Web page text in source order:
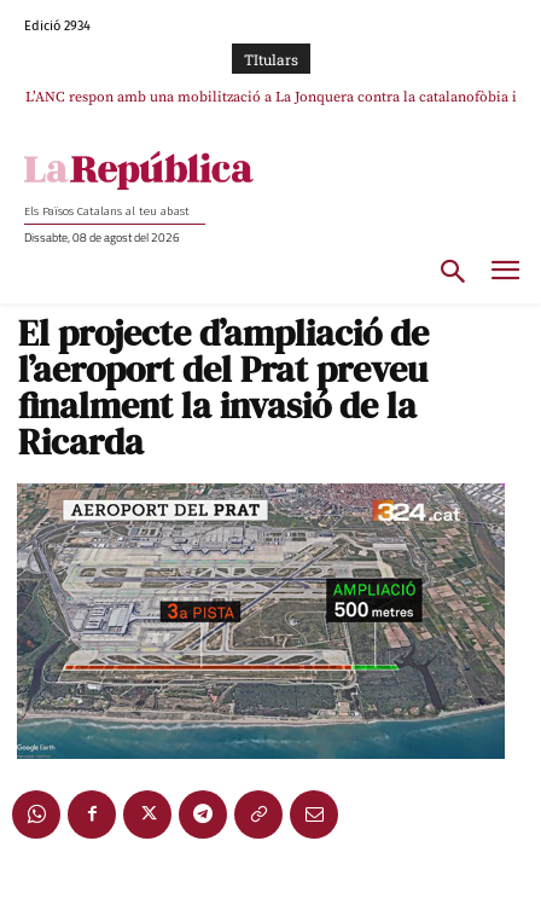
Edició 2934
TItulars
L’ANC respon amb una mobilització a La Jonquera contra la catalanofòbia i
Els Països Catalans al teu abast
Dissabte, 08 de agost del 2026
El projecte d’ampliació de
l’aeroport del Prat preveu
finalment la invasió de la
Ricarda